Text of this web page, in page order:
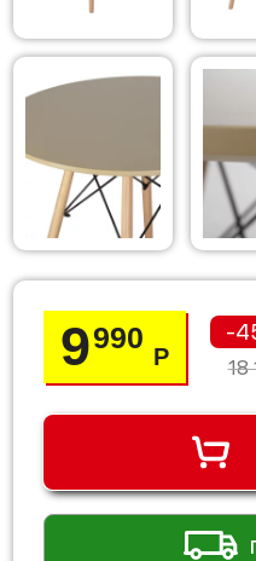
9990
Р
-
18